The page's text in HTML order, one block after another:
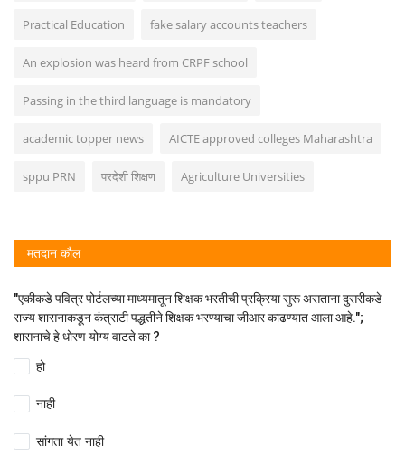
Practical Education fake salary accounts teachers
An explosion was heard from CRPF school
Passing in the third language is mandatory
academic topper news AICTE approved colleges Maharashtra
sppu PRN परदेशी शिक्षण Agriculture Universities
मतदान कौल
"एकीकडे पवित्र पोर्टलच्या माध्यमातून शिक्षक भरतीची प्रक्रिया सुरू असताना दुसरीकडे
राज्य शासनाकडून कंत्राटी पद्धतीने शिक्षक भरण्याचा जीआर काढण्यात आला आहे.";
शासनाचे हे धोरण योग्य वाटते का ?
हो
नाही
सांगता येत नाही